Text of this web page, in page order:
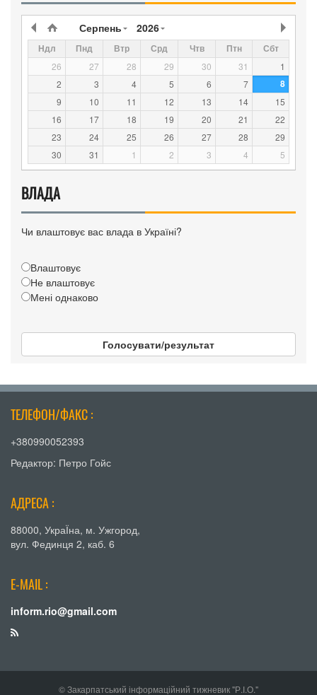
Серпень 2026
Ндл Пнд Втр Срд Чтв Птн Сбт
26 27 28 29 30 31
1
2
3 4 5 6 7 8
9 10 11 12 13 14
15
16
17 18 19 20 21
22
23
24 25 26 27 28
29
30
31 1 2 3 4 5
ВЛАДА
Чи влаштовує вас влада в Україні?
Влаштовує
Не влаштовує
Мені однаково
Голосувати/результат
ТЕЛЕФОН/ФАКС :
+380990052393
Редактор: Петро Гойс
АДРЕСА :
88000, УкраЇна, м. Ужгород,
вул. Фединця 2, каб. 6
E-MAIL :
inform.rio@gmail.com
© Закарпатський інформаційний тижневик "Р.І.О."